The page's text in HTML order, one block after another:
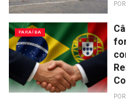
POR
PARAÍBA
POR